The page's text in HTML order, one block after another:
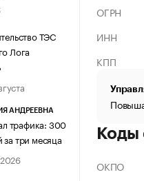
ТЭС
Лога
АНДРЕЕВНА
трафика: 300
три месяца
ОГРН
ИНН
КПП
Коды
ОКПО